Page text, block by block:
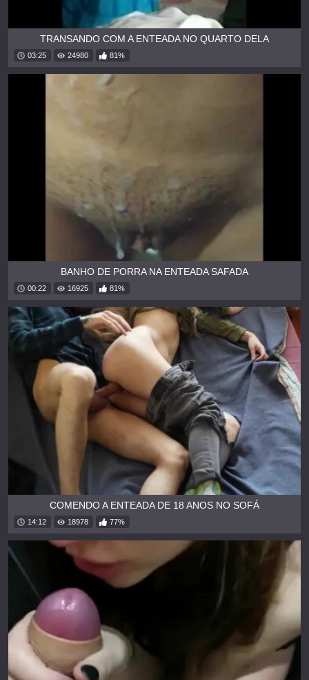
TRANSANDO COM A ENTEADA NO QUARTO DELA
03:25 24980 81%
BANHO DE PORRA NA ENTEADA SAFADA
00:22 16925 81%
COMENDO A ENTEADA DE 18 ANOS NO SOFÁ
14:12 18978 77%